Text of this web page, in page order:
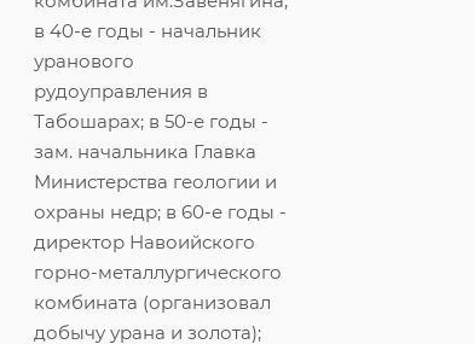
в 40-е годы - начальник
уранового
рудоуправления в
Табошарах; в 50-е годы -
зам. начальника Главка
Министерства геологии и
охраны недр; в 60-е годы -
директор Навоийского
горно-металлургического
комбината (организовал
добычу урана и золота);